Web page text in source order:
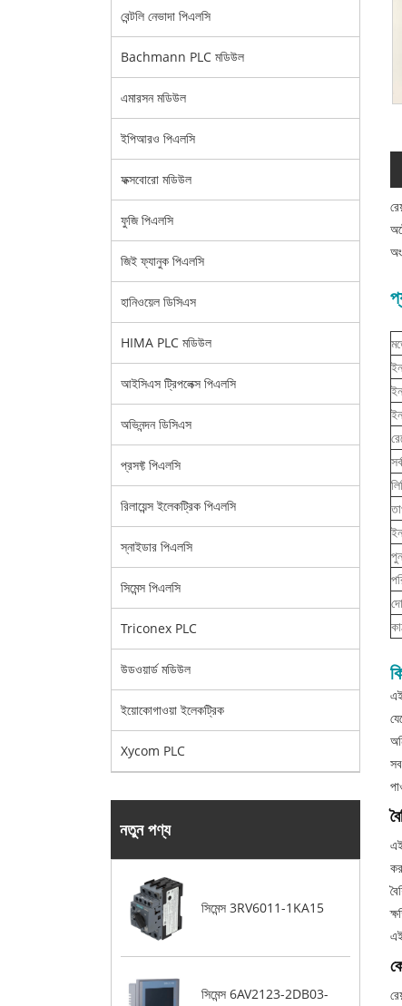
বেন্টলি নেভাদা পিএলসি
Bachmann PLC মডিউল
এমারসন মডিউল
ইপিআরও পিএলসি
ফক্সবোরো মডিউল
ফুজি পিএলসি
জিই ফ্যানুক পিএলসি
হানিওয়েল ডিসিএস
HIMA PLC মডিউল
আইসিএস ট্রিপলেক্স পিএলসি
অভিনন্দন ডিসিএস
প্রসফ্ট পিএলসি
রিলায়েন্স ইলেকট্রিক পিএলসি
স্নাইডার পিএলসি
সিমেন্স পিএলসি
Triconex PLC
উডওয়ার্ড মডিউল
ইয়োকোগাওয়া ইলেকট্রিক
Xycom PLC
নতুন পণ্য
সিমেন্স 3RV6011-1KA15
সিমেন্স 6AV2123-2DB03-